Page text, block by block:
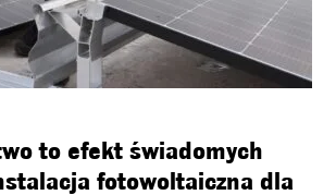
to efekt świadomych
fotowoltaiczna dla